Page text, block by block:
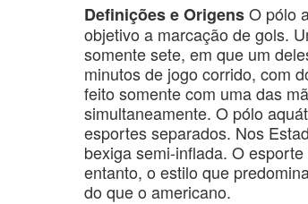
Definições e OrigensO pólo
objetivo a marcação de gols.
somente sete, em que um
minutos de jogo corrido, com
feito somente com uma das
simultaneamente. O pólo
esportes separados. Nos
bexiga semi-inflada. O
entanto, o estilo que
do que o americano.